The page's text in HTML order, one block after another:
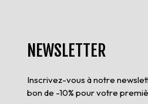
NEWSLETTER
Inscrivez-vous à notre
bon de -10% pour votre